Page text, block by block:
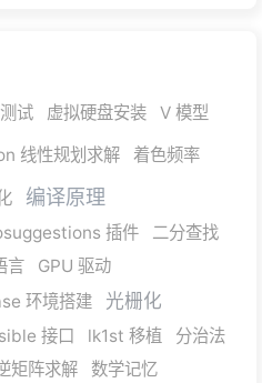
试 虚拟硬盘安装
V 模型
线性规划求解 着色频率
编译原理
插件
二分查找
言
GPU 驱动
环境搭建 光栅化
接口 lk1st 移植
分治法
矩阵求解
数学记忆